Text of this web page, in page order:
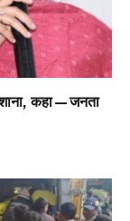
कहा—जनता